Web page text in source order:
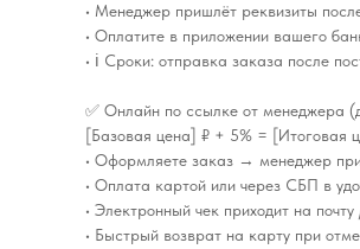
• Менеджер пришлёт реквизиты
• Оплатите в приложении вашего
• ℹ️ Сроки: отправка заказа после
✅ Онлайн по ссылке от менеджера
[Базовая цена] ₽ + 5% = [Итоговая
• Оформляете заказ → менеджер
• Оплата картой или через СБП в
• Электронный чек приходит на
• Быстрый возврат на карту при